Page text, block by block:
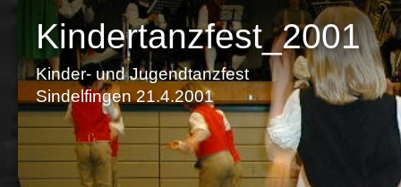
Kindertanzfest_2001
Kinder- und Jugendtanzfest
Sindelfingen 21.4.2001